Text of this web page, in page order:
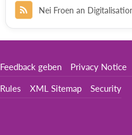
Nei Froen an
Feedback geben Privacy Notice
Rules XML Sitemap Security